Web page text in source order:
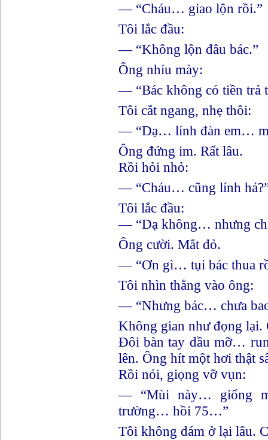
— “Cháu… giao lộn rồi.”
Tôi lắc đầu:
— “Không lộn đâu bác.”
Ông nhíu mày:
— “Bác không có tiền trả
Tôi cắt ngang, nhẹ thôi:
— “Dạ… lính đàn em…
Ông đứng im. Rất lâu.
Rồi hỏi nhỏ:
— “Cháu… cũng lính
Tôi lắc đầu:
— “Dạ không… nhưng
Ông cười. Mắt đỏ.
— “Ơn gì… tụi bác thua
Tôi nhìn thẳng vào ông:
— “Nhưng bác… chưa
Không gian như đọng
Đôi bàn tay dầu mỡ…
lên. Ông hít một hơi thật
Rồi nói, giọng vỡ vụn:
— “Mùi này… giống
trường… hồi 75…”
Tôi không dám ở lại lâu.